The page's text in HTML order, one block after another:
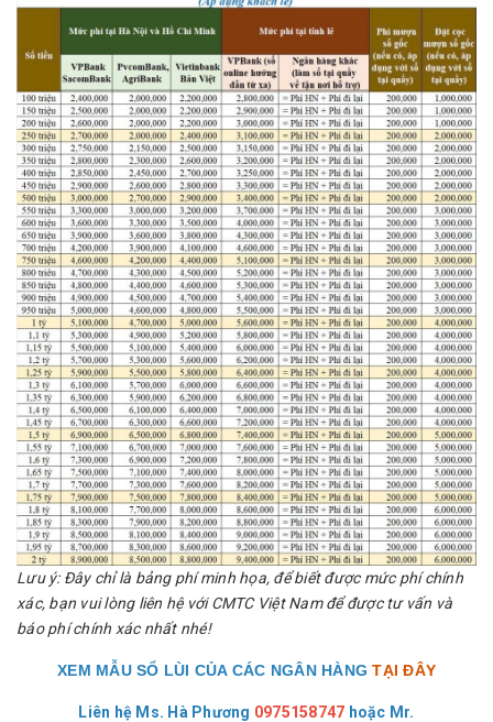
Lưu ý: Đây chỉ là bảng phí minh họa, để biết được mức phí chính
xác, bạn vui lòng liên hệ với CMTC Việt Nam để được tư vấn và
báo phí chính xác nhất nhé!
XEM MẪU SỔ LÙI CỦA CÁC NGÂN HÀNGTẠI ĐÂY
Liên hệ Ms. Hà Phương 0975158747 hoặc Mr.